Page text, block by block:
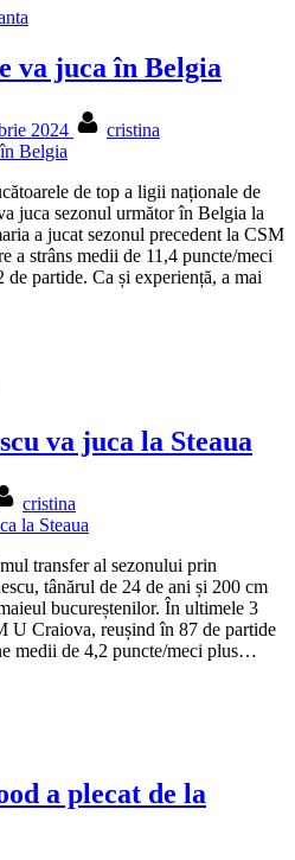
va juca în Belgia
2024 cristina
de top a ligii naționale de
juca sezonul următor în Belgia la
a jucat sezonul precedent la CSM
a strâns medii de 11,4 puncte/meci
partide. Ca și experiență, a mai
va juca la Steaua
cristina
transfer al sezonului prin
tânărul de 24 de ani și 200 cm
bucureștenilor. În ultimele 3
U Craiova, reușind în 87 de partide
medii de 4,2 puncte/meci plus…
a plecat de la